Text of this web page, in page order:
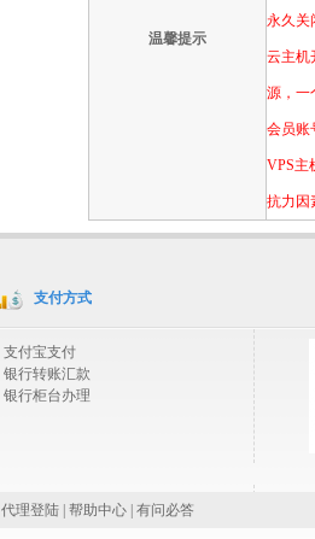
温馨提示
永久关
云主机
源，一
会员账
VPS主
抗力因
支付方式
支付宝支付
银行转账汇款
银行柜台办理
代理登陆 帮助中心 有问必答